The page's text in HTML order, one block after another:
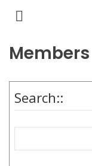
Members
Search::